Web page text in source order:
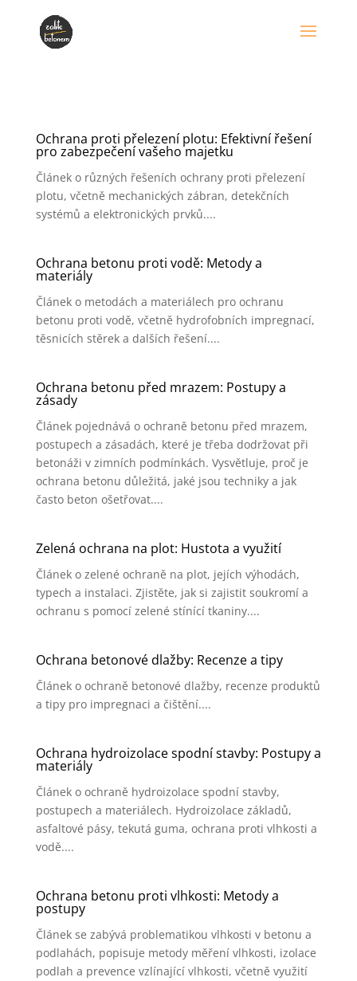
Ochrana proti přelezení plotu: Efektivní řešení
pro zabezpečení vašeho majetku
Článek o různých řešeních ochrany proti přelezení
plotu, včetně mechanických zábran, detekčních
systémů a elektronických prvků....
Ochrana betonu proti vodě: Metody a
materiály
Článek o metodách a materiálech pro ochranu
betonu proti vodě, včetně hydrofobních impregnací,
těsnicích stěrek a dalších řešení....
Ochrana betonu před mrazem: Postupy a
zásady
Článek pojednává o ochraně betonu před mrazem,
postupech a zásadách, které je třeba dodržovat při
betonáži v zimních podmínkách. Vysvětluje, proč je
ochrana betonu důležitá, jaké jsou techniky a jak
často beton ošetřovat....
Zelená ochrana na plot: Hustota a využití
Článek o zelené ochraně na plot, jejích výhodách,
typech a instalaci. Zjistěte, jak si zajistit soukromí a
ochranu s pomocí zelené stínící tkaniny....
Ochrana betonové dlažby: Recenze a tipy
Článek o ochraně betonové dlažby, recenze produktů
a tipy pro impregnaci a čištění....
Ochrana hydroizolace spodní stavby: Postupy a
materiály
Článek o ochraně hydroizolace spodní stavby,
postupech a materiálech. Hydroizolace základů,
asfaltové pásy, tekutá guma, ochrana proti vlhkosti a
vodě....
Ochrana betonu proti vlhkosti: Metody a
postupy
Článek se zabývá problematikou vlhkosti v betonu a
podlahách, popisuje metody měření vlhkosti, izolace
podlah a prevence vzlínající vlhkosti, včetně využití